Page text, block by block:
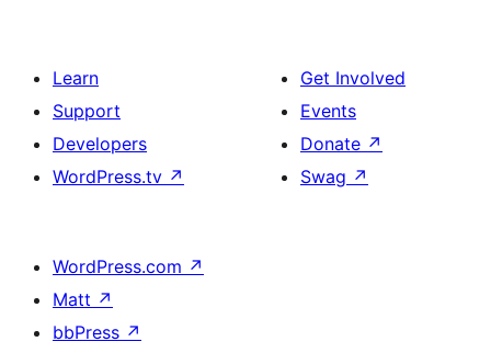
Learn
Support
Developers
WordPress.tv ↗
Get Involved
Events
Donate ↗
Swag ↗
WordPress.com ↗
Matt ↗
bbPress ↗